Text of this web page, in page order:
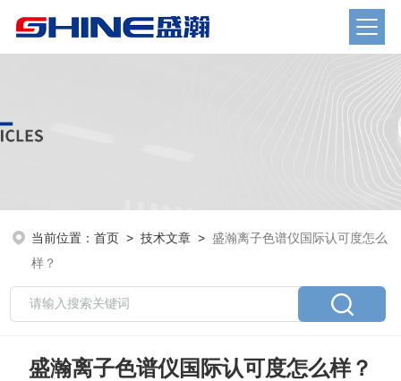
当前位置：首页 >技术文章 >盛瀚离子色谱仪国际认可度怎么
样？
盛瀚离子色谱仪国际认可度怎么样？